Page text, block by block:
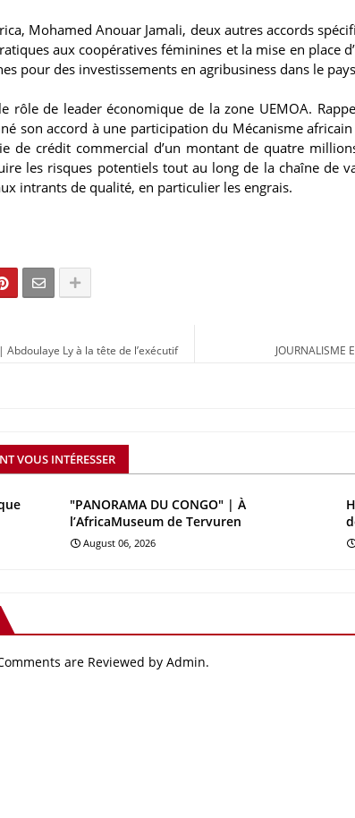
Mohamed Anouar Jamali, deux autres accords
aux coopératives féminines et la mise en place
pour des investissements en agribusiness dans le
rôle de leader économique de la zone UEMOA.
son accord à une participation du Mécanisme
de crédit commercial d’un montant de quatre
les risques potentiels tout au long de la chaîne de
intrants de qualité, en particulier les engrais.
| Abdoulaye Ly à la tête de l’exécutif
VOUS INTÉRESSER
"PANORAMA DU CONGO" | À
l’AfricaMuseum de Tervuren
August 06, 2026
are Reviewed by Admin.